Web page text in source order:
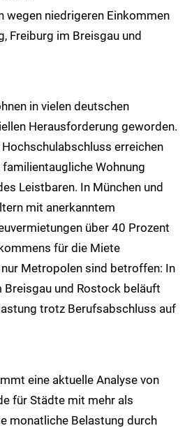
wegen niedrigeren Einkommen
Freiburg im Breisgau und
in vielen deutschen
Herausforderung geworden.
erreichen
Wohnung
Leistbaren. In München und
mit anerkanntem
über 40 Prozent
für die Miete
Metropolen sind betroffen: In
Breisgau und Rostock beläuft
trotz Berufsabschluss auf
eine aktuelle Analyse von
für Städte mit mehr als
monatliche Belastung durch